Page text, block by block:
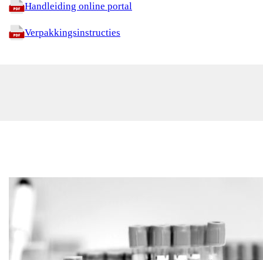
Handleiding online portal
Verpakkingsinstructies